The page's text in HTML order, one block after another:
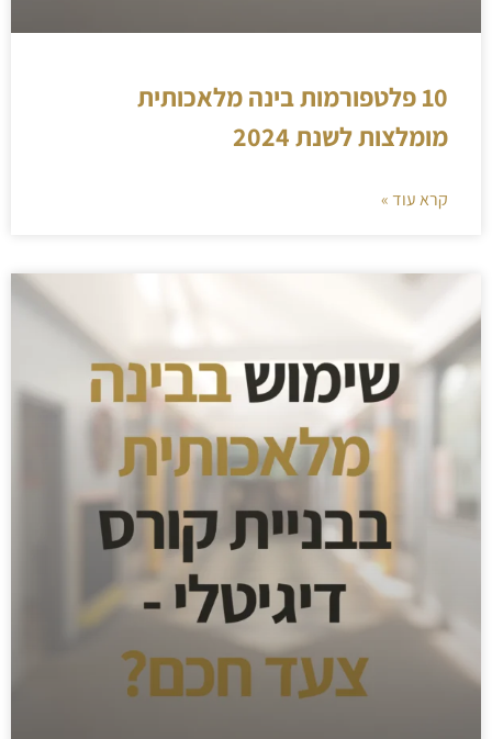
10 פלטפורמות בינה מלאכותית
מומלצות לשנת 2024
קרא עוד »